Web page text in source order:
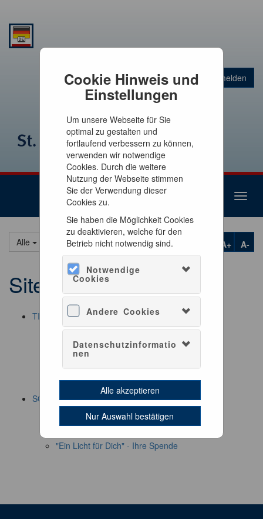
Cookie Hinweis und
Einstellungen
Um unsere Webseite für Sie
optimal zu gestalten und
fortlaufend verbessern zu können,
verwenden wir notwendige
Cookies. Durch die weitere
Nutzung der Webseite stimmen
Sie der Verwendung dieser
Cookies zu.
Sie haben die Möglichkeit Cookies
zu deaktivieren, welche für den
Betrieb nicht notwendig sind.
Notwendige
Cookies
Andere Cookies
Datenschutzinformatio
nen
Alle akzeptieren
Nur Auswahl bestätigen
Warenkorb
0 Artikel 0,00 €
Anmelden
Alle A-
A+
Sitemap
TICKETS
TURM
KRYPTA
Kombiticket TURM & KRYPTA
GESCHENKGUTSCHEIN
SOUVENIRS
Michel-Souvenirs
Musik & Literatur
"Ein Licht für Dich" - Ihre Spende